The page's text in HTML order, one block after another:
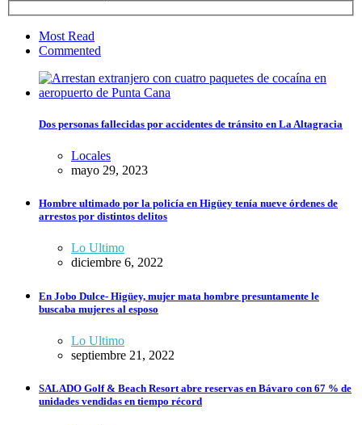
Most Read
Commented
Dos personas fallecidas por accidentes de tránsito en La Altagracia
Locales
mayo 29, 2023
Hombre ultimado por la policía en Higüey tenía nueve órdenes de
arrestos por distintos delitos
Lo Ultimo
diciembre 6, 2022
En Jobo Dulce- Higüey, mujer mata hombre presuntamente le
buscaba mujeres al esposo
Lo Ultimo
septiembre 21, 2022
SALADO Golf & Beach Resort abre reservas en Bávaro con 67 % de
unidades vendidas en tiempo récord